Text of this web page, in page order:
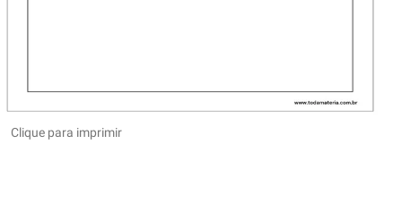
Clique para imprimir